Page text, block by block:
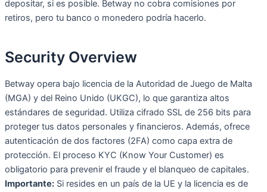
depositar, si es posible. Betway no cobra comisiones por
retiros, pero tu banco o monedero podría hacerlo.
Security Overview
Betway opera bajo licencia de la Autoridad de Juego de Malta
(MGA) y del Reino Unido (UKGC), lo que garantiza altos
estándares de seguridad. Utiliza cifrado SSL de 256 bits para
proteger tus datos personales y financieros. Además, ofrece
autenticación de dos factores (2FA) como capa extra de
protección. El proceso KYC (Know Your Customer) es
obligatorio para prevenir el fraude y el blanqueo de capitales.
Importante:Si resides en un país de la UE y la licencia es de